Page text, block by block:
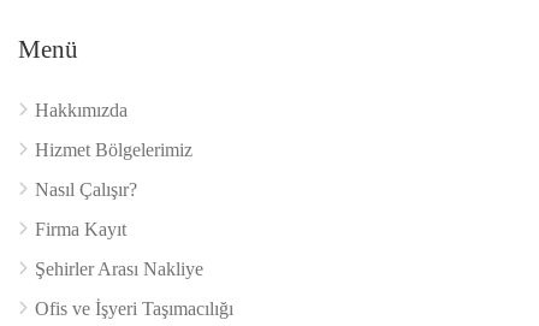
Menü
Hakkımızda
Hizmet Bölgelerimiz
Nasıl Çalışır?
Firma Kayıt
Şehirler Arası Nakliye
Ofis ve İşyeri Taşımacılığı